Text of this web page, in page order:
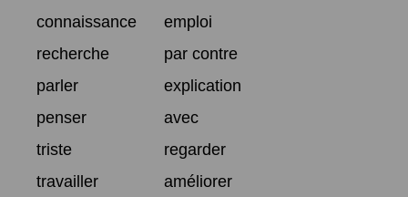
connaissance
emploi
recherche
par contre
parler
explication
penser
avec
triste
regarder
travailler
améliorer